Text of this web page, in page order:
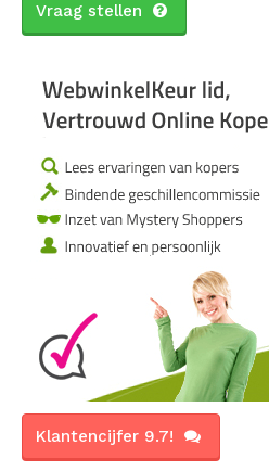
Vraag stellen
Klantencijfer 9.7!